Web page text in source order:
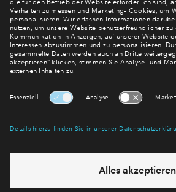
Verpassen Sie zu diesem
mehr! Wir halten Sie auf dem
regelmäßig erscheinenden Newsletter
über den Stand dieses und
E-Mail-Adresse
Abonnieren
Möchten Sie wissen, was wir mit Ihren Daten
für unsere
Sie haben eine Frage? Dann rufen Sie